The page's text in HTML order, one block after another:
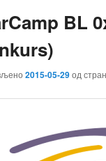
BL
2015-05-29од